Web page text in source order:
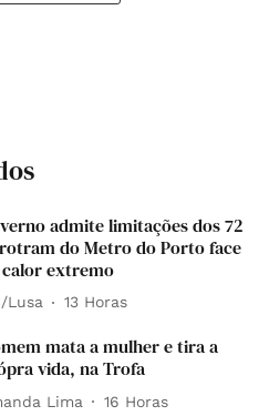
admite limitações dos 72
do Metro do Porto face
calor extremo
Lusa 13 Horas
mata a mulher e tira a
vida, na Trofa
Lima 16 Horas